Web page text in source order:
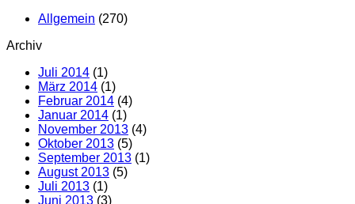
Allgemein (270)
Archiv
Juli 2014 (1)
März 2014 (1)
Februar 2014 (4)
Januar 2014 (1)
November 2013 (4)
Oktober 2013 (5)
September 2013 (1)
August 2013 (5)
Juli 2013 (1)
Juni 2013 (3)